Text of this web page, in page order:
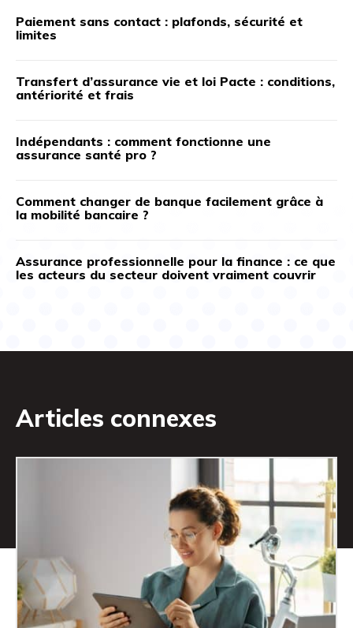
Paiement sans contact : plafonds, sécurité et
limites
Transfert d’assurance vie et loi Pacte : conditions,
antériorité et frais
Indépendants : comment fonctionne une
assurance santé pro ?
Comment changer de banque facilement grâce à
la mobilité bancaire ?
Assurance professionnelle pour la finance : ce que
les acteurs du secteur doivent vraiment couvrir
Articles connexes